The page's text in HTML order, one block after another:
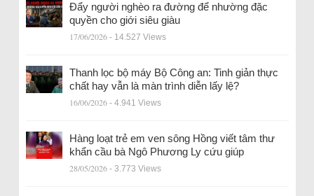
Đẩy người nghèo ra đường để nhường đặc
quyền cho giới siêu giàu
17/06/2026 - 14.527 Views
Thanh lọc bộ máy Bộ Công an: Tinh giản thực
chất hay vẫn là màn trình diễn lấy lệ?
16/06/2026 - 4.941 Views
Hàng loạt trẻ em ven sông Hồng viết tâm thư
khẩn cầu bà Ngô Phương Ly cứu giúp
28/05/2026 - 3.773 Views